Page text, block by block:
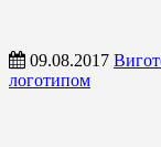
09.08.2017
логотипом